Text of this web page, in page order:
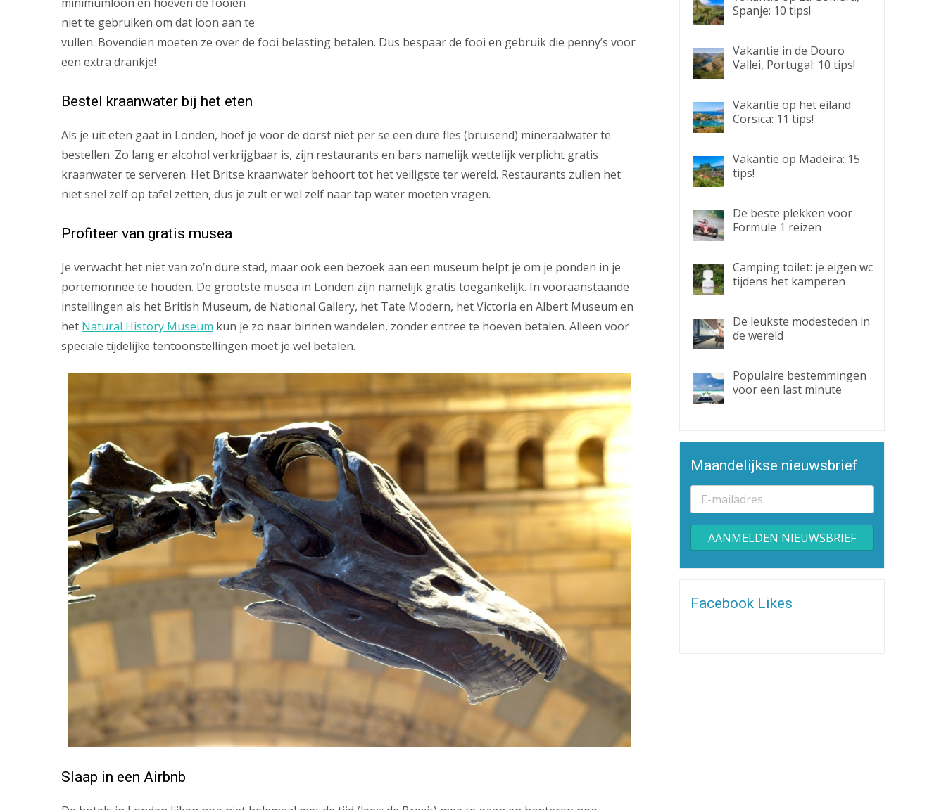
niet te gebruiken om dat loon aan te
vullen. Bovendien moeten ze over de fooi belasting betalen. Dus bespaar de fooi en gebruik die penny’s voor
een extra drankje!
Bestel kraanwater bij het eten
Als je uit eten gaat in Londen, hoef je voor de dorst niet per se een dure fles (bruisend) mineraalwater te
bestellen. Zo lang er alcohol verkrijgbaar is, zijn restaurants en bars namelijk wettelijk verplicht gratis
kraanwater te serveren. Het Britse kraanwater behoort tot het veiligste ter wereld. Restaurants zullen het
niet snel zelf op tafel zetten, dus je zult er wel zelf naar tap water moeten vragen.
Profiteer van gratis musea
Je verwacht het niet van zo’n dure stad, maar ook een bezoek aan een museum helpt je om je ponden in je
portemonnee te houden. De grootste musea in Londen zijn namelijk gratis toegankelijk. In vooraanstaande
instellingen als het British Museum, de National Gallery, het Tate Modern, het Victoria en Albert Museum en
het Natural History Museum kun je zo naar binnen wandelen, zonder entree te hoeven betalen. Alleen voor
speciale tijdelijke tentoonstellingen moet je wel betalen.
Slaap in een Airbnb
Spanje: 10 tips!
Vakantie in de Douro
Vallei, Portugal: 10 tips!
Vakantie op het eiland
Corsica: 11 tips!
Vakantie op Madeira: 15
tips!
De beste plekken voor
Formule 1 reizen
Camping toilet: je eigen wc
tijdens het kamperen
De leukste modesteden in
de wereld
Populaire bestemmingen
voor een last minute
Maandelijkse nieuwsbrief
Alternative:
Facebook Likes